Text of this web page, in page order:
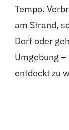
Tempo.
am Strand,
Dorf oder
Umgebung
entdeckt zu